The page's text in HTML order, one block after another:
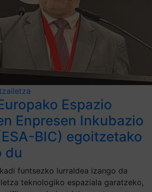
Espazio
Enpresen Inkubazio
BIC) egoitzetako
du
funtsezko lurraldea izango da
teknologiko espaziala garatzeko,